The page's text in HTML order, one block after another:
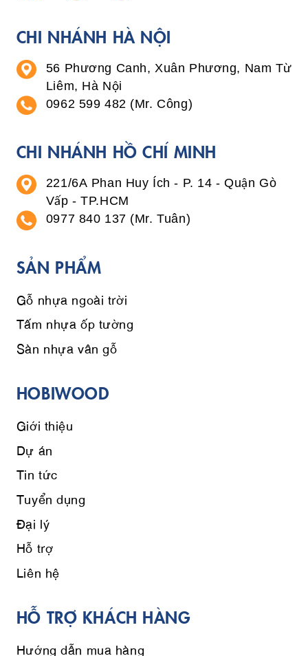
CHI NHÁNH HÀ NỘI
56 Phương Canh, Xuân Phương, Nam Từ
Liêm, Hà Nội
0962 599 482 (Mr. Công)
CHI NHÁNH HỒ CHÍ MINH
221/6A Phan Huy Ích - P. 14 - Quận Gò
Vấp - TP.HCM
0977 840 137 (Mr. Tuân)
SẢN PHẨM
Gỗ nhựa ngoài trời
Tấm nhựa ốp tường
Sàn nhựa vân gỗ
HOBIWOOD
Giới thiệu
Dự án
Tin tức
Tuyển dụng
Đại lý
Hỗ trợ
Liên hệ
HỖ TRỢ KHÁCH HÀNG
Hướng dẫn mua hàng